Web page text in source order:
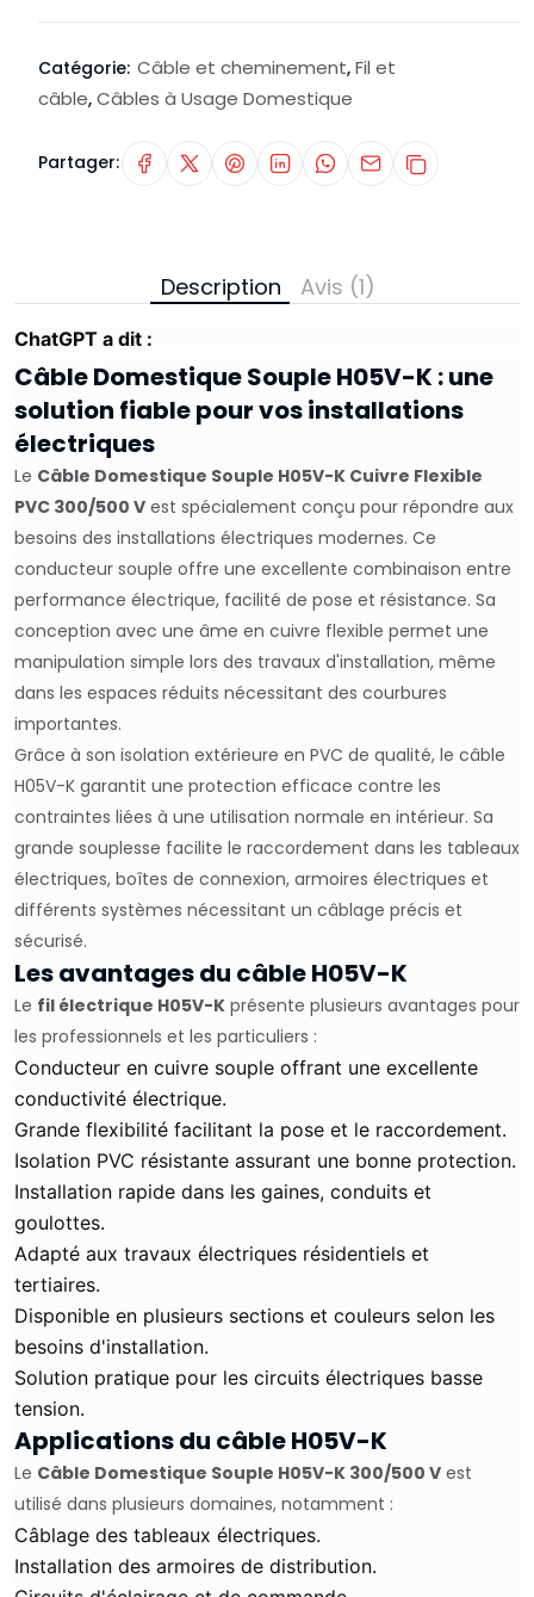
Catégorie: Câble et cheminement, Fil et
câble, Câbles à Usage Domestique
Partager:
Description Avis (1)
ChatGPT a dit :
Câble Domestique Souple H05V-K : une
solution fiable pour vos installations
électriques
Le Câble Domestique Souple H05V-K Cuivre Flexible
PVC 300/500 V est spécialement conçu pour répondre aux
besoins des installations électriques modernes. Ce
conducteur souple offre une excellente combinaison entre
performance électrique, facilité de pose et résistance. Sa
conception avec une âme en cuivre flexible permet une
manipulation simple lors des travaux d'installation, même
dans les espaces réduits nécessitant des courbures
importantes.
Grâce à son isolation extérieure en PVC de qualité, le câble
H05V-K garantit une protection efficace contre les
contraintes liées à une utilisation normale en intérieur. Sa
grande souplesse facilite le raccordement dans les tableaux
électriques, boîtes de connexion, armoires électriques et
différents systèmes nécessitant un câblage précis et
sécurisé.
Les avantages du câble H05V-K
Le fil électrique H05V-K présente plusieurs avantages pour
les professionnels et les particuliers :
Conducteur en cuivre souple offrant une excellente
conductivité électrique.
Grande flexibilité facilitant la pose et le raccordement.
Isolation PVC résistante assurant une bonne protection.
Installation rapide dans les gaines, conduits et
goulottes.
Adapté aux travaux électriques résidentiels et
tertiaires.
Disponible en plusieurs sections et couleurs selon les
besoins d'installation.
Solution pratique pour les circuits électriques basse
tension.
Applications du câble H05V-K
Le Câble Domestique Souple H05V-K 300/500 V est
utilisé dans plusieurs domaines, notamment :
Câblage des tableaux électriques.
Installation des armoires de distribution.